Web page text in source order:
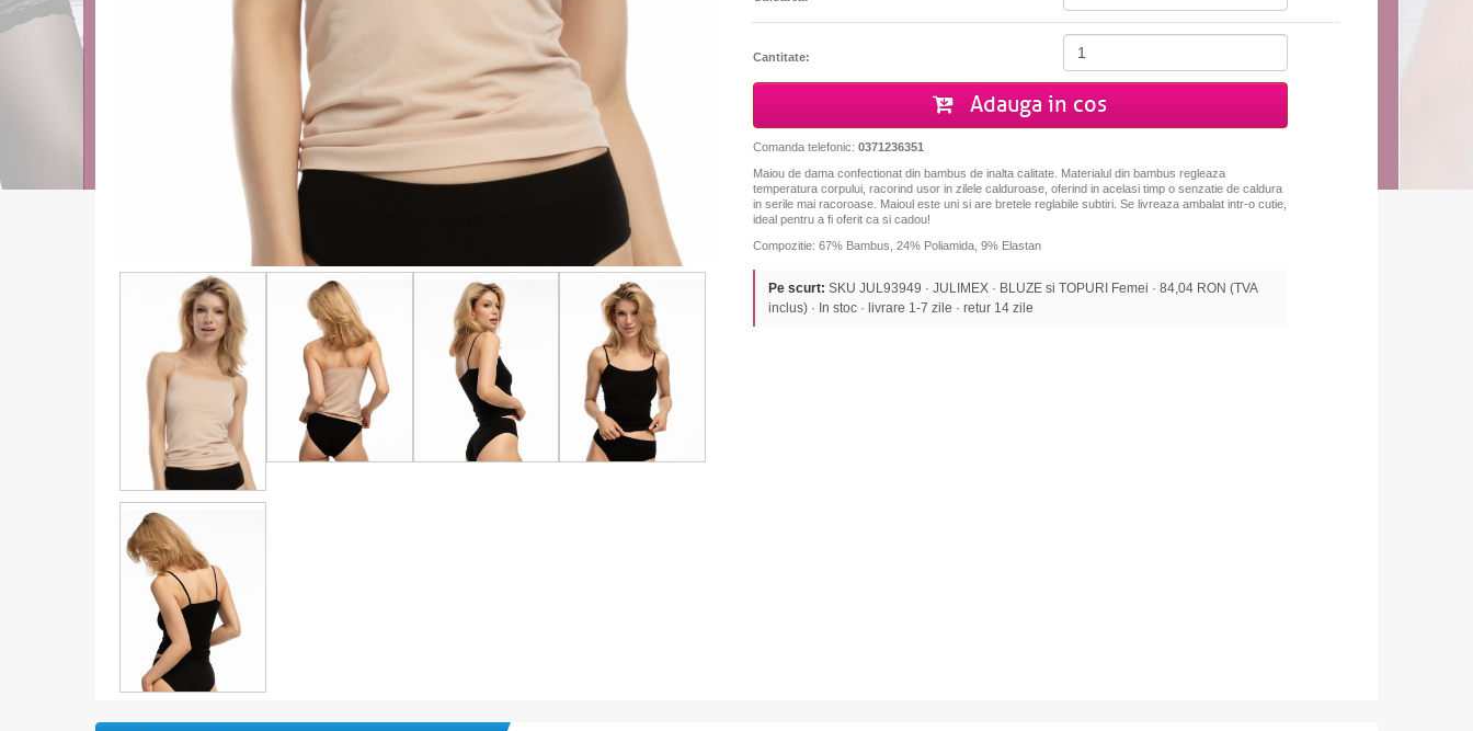
Cantitate:
Adauga in cos
Comanda telefonic: 0371236351
Maiou de dama confectionat din bambus de inalta calitate. Materialul din bambus regleaza
temperatura corpului, racorind usor in zilele calduroase, oferind in acelasi timp o senzatie de caldura
in serile mai racoroase. Maioul este uni si are bretele reglabile subtiri. Se livreaza ambalat intr-o cutie,
ideal pentru a fi oferit ca si cadou!
Compozitie: 67% Bambus, 24% Poliamida, 9% Elastan
Pe scurt: SKU JUL93949 · JULIMEX · BLUZE si TOPURI Femei · 84,04 RON (TVA
inclus) · In stoc · livrare 1-7 zile · retur 14 zile